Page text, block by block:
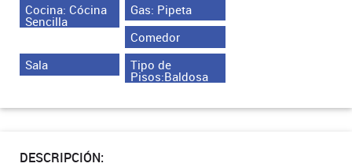
Cocina: Cócina
Sencilla
Gas: Pipeta
Comedor
Sala
Tipo de
Pisos:Baldosa
DESCRIPCIÓN: